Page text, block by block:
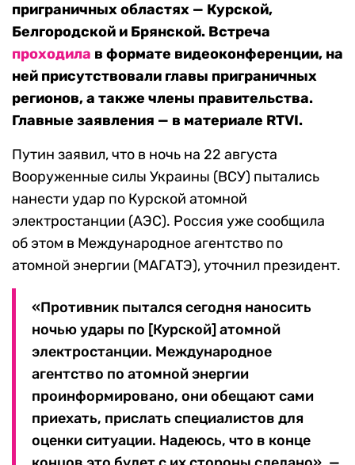
приграничных областях — Курской,
Белгородской и Брянской. Встреча
проходила в формате видеоконференции, на
ней присутствовали главы приграничных
регионов, а также члены правительства.
Главные заявления — в материале RTVI.
Путин заявил, что в ночь на 22 августа
Вооруженные силы Украины (ВСУ) пытались
нанести удар по Курской атомной
электростанции (АЭС). Россия уже сообщила
об этом в Международное агентство по
атомной энергии (МАГАТЭ), уточнил президент.
«Противник пытался сегодня наносить
ночью удары по [Курской] атомной
электростанции. Международное
агентство по атомной энергии
проинформировано, они обещают сами
приехать, прислать специалистов для
оценки ситуации. Надеюсь, что в конце